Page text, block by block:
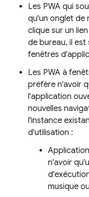
Les PWA qui
qu'un onglet de
clique sur un
de bureau, il est
fenêtres
Les PWA à
préfère n'avoir
l'application
nouvelles
l'instance
d'utilisation :
n'avoir
musique